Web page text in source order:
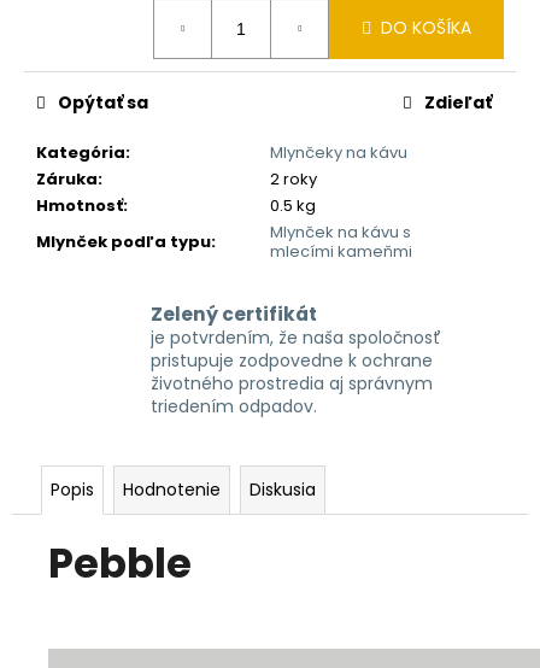
DO KOŠÍKA
Kategória:
Mlynčeky na kávu
Záruka:
2 roky
Hmotnosť:
0.5 kg
Mlynček podľa typu:
Mlynček na kávu s
mlecími kameňmi
Opýtať sa Zdieľať
Zelený certifikát
je potvrdením, že naša spoločnosť
pristupuje zodpovedne k ochrane
životného prostredia aj správnym
triedením odpadov.
Popis Hodnotenie Diskusia
Pebble